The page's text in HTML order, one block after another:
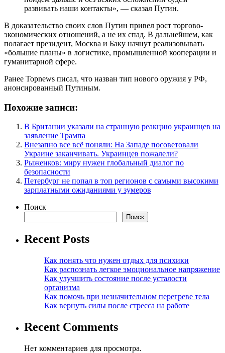
развивать наши контакты», — сказал Путин.
В доказательство своих слов Путин привел рост торгово-
экономических отношений, а не их спад. В дальнейшем, как
полагает президент, Москва и Баку начнут реализовывать
«большие планы» в логистике, промышленной кооперации и
гуманитарной сфере.
Ранее Topnews писал, что назван тип нового оружия у РФ,
анонсированный Путиным.
Похожие записи:
В Британии указали на странную реакцию украинцев на
заявление Трампа
Внезапно все всё поняли: На Западе посоветовали
Украине заканчивать. Украинцев пожалели?
Рыженков: миру нужен глобальный диалог по
безопасности
Петербург не попал в топ регионов с самыми высокими
зарплатными ожиданиями у зумеров
Поиск
Поиск
Recent Posts
Как понять что нужен отдых для психики
Как распознать легкое эмоциональное напряжение
Как улучшить состояние после усталости
организма
Как помочь при незначительном перегреве тела
Как вернуть силы после стресса на работе
Recent Comments
Нет комментариев для просмотра.